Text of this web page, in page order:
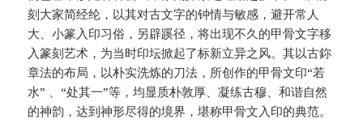
刻大家简经纶，以其对古文字的钟情与敏感，避开常人
大、小篆入印习俗，另辟蹊径，将出现不久的甲骨文字移
入篆刻艺术，为当时印坛掀起了标新立异之风。其以古鉨
章法的布局，以朴实洗炼的刀法，所创作的甲骨文印“若
水” 、“处其一”等，均显质朴敦厚、凝练古穆、和谐自然
的神韵，达到神形尽得的境界，堪称甲骨文入印的典范。